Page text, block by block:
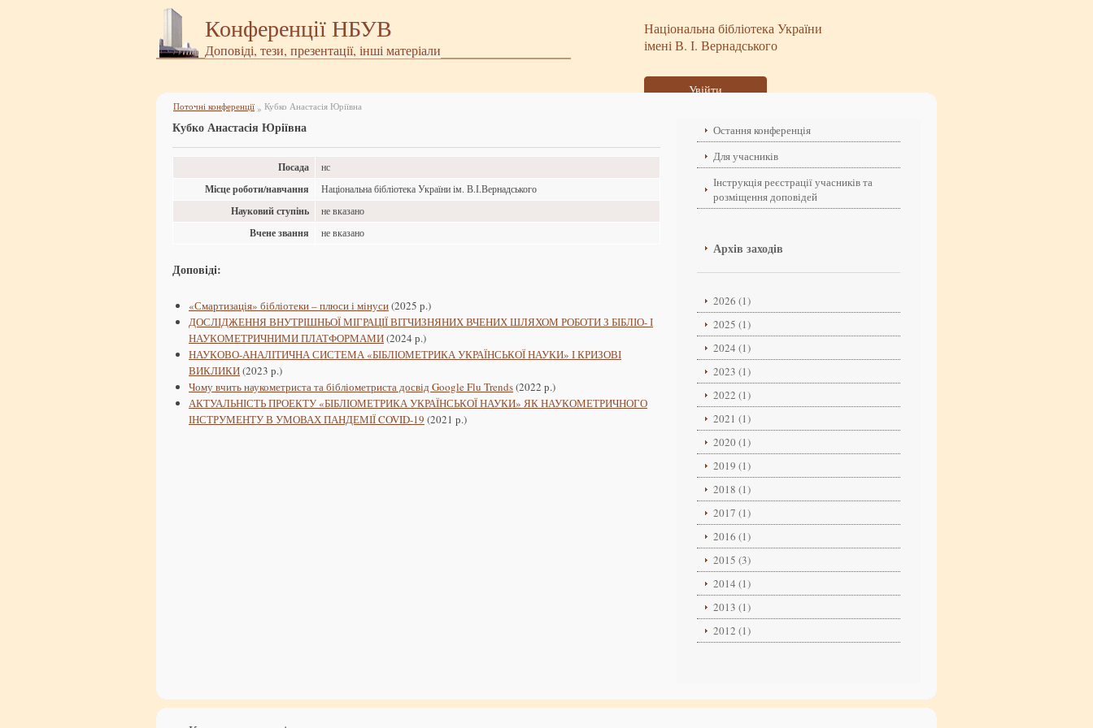
Конференції НБУВ
Доповіді, тези, презентації, інші матеріали
Національна бібліотека України
імені В. І. Вернадського
Увійти
Поточні конференції » Кубко Анастасія Юріївна
Кубко Анастасія Юріївна
Посада нс
Місце роботи/навчання Національна бібліотека України ім. В.І.Вернадського
Науковий ступінь не вказано
Вчене звання не вказано
Доповіді:
«Смартизація» бібліотеки – плюси і мінуси(2025 р.)
ДОСЛІДЖЕННЯ ВНУТРІШНЬОЇ МІГРАЦІЇ ВІТЧИЗНЯНИХ ВЧЕНИХ ШЛЯХОМ РОБОТИ З БІБЛІО- І
НАУКОМЕТРИЧНИМИ ПЛАТФОРМАМИ(2024 р.)
НАУКОВО-АНАЛІТИЧНА СИСТЕМА «БІБЛІОМЕТРИКА УКРАЇНСЬКОЇ НАУКИ» І КРИЗОВІ
ВИКЛИКИ(2023 р.)
Чому вчить наукометриста та бібліометриста досвід Google Flu Trends(2022 р.)
АКТУАЛЬНІСТЬ ПРОЕКТУ «БІБЛІОМЕТРИКА УКРАЇНСЬКОЇ НАУКИ» ЯК НАУКОМЕТРИЧНОГО
ІНСТРУМЕНТУ В УМОВАХ ПАНДЕМІЇ COVID-19 (2021 р.)
Остання конференція
Для учасників
Інструкція реєстрації учасників та
розміщення доповідей
Архів заходів
2026 (1)
2025 (1)
2024 (1)
2023 (1)
2022 (1)
2021 (1)
2020 (1)
2019 (1)
2018 (1)
2017 (1)
2016 (1)
2015 (3)
2014 (1)
2013 (1)
2012 (1)